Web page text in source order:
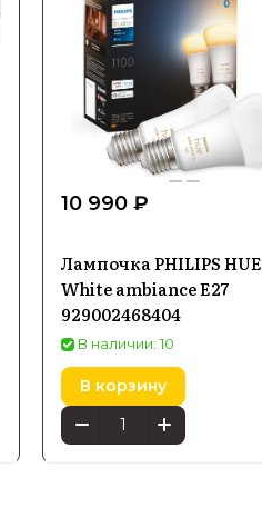
10 990 ₽
Лампочка PHILIPS HUE
White ambiance E27
929002468404
В наличии: 10
В корзину